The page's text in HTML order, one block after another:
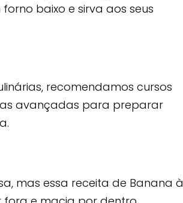
baixo e sirva aos seus
recomendamos cursos
avançadas para preparar
mas essa receita de Banana à